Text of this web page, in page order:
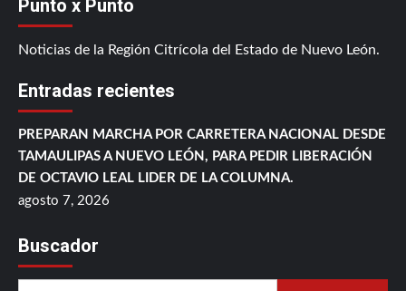
Punto x Punto
Noticias de la Región Citrícola del Estado de Nuevo León.
Entradas recientes
PREPARAN MARCHA POR CARRETERA NACIONAL DESDE
TAMAULIPAS A NUEVO LEÓN, PARA PEDIR LIBERACIÓN
DE OCTAVIO LEAL LIDER DE LA COLUMNA.
agosto 7, 2026
Buscador